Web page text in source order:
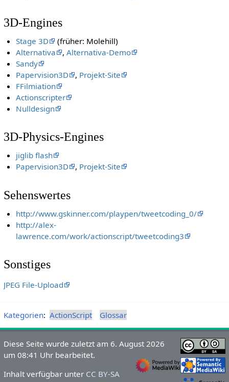
3D-Engines
Stage 3D
(früher: Molehill)
Alternativa
,Alternativa-Demo
Sandy
Papervision3D
, Projekt-Site
FFilmiation
Actionscripter
Nulldesign
3D-Physics-Engines
jiglib flash
Papervision3D
, Projekt-Site
Sehenswertes
http://www.gskinner.com/playpen/tweetcoding_0/
http://alex-
lawrence.com/work/actionscript/tweetcoding3
Sonstiges
JPEG File-Upload
Kategorien: ActionScript Glossar
Diese Seite wurde zuletzt am 6. August 2026
um 08:41 Uhr bearbeitet.
Inhalt verfügbar unter CC BY-SA